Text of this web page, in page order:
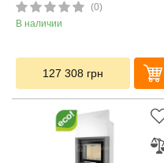
(0)
В наличии
127 308 грн